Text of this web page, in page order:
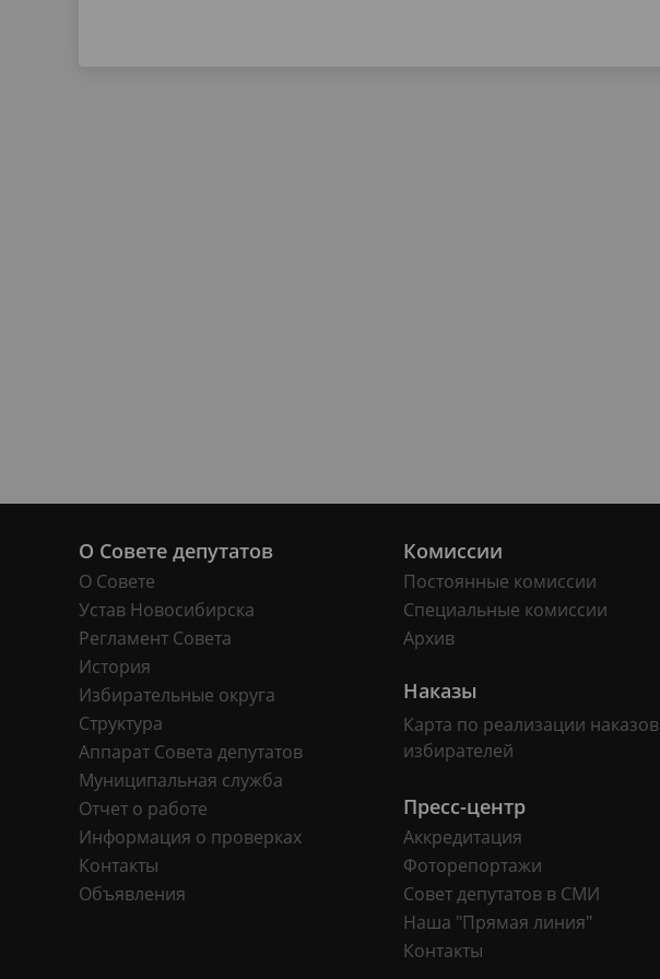
О Совете депутатов
О Совете
Устав Новосибирска
Регламент Совета
История
Избирательные округа
Структура
Аппарат Совета депутатов
Муниципальная служба
Отчет о работе
Информация о проверках
Контакты
Объявления
Комиссии
Постоянные комиссии
Специальные комиссии
Архив
Наказы
Карта по реализации наказов
избирателей
Пресс-центр
Аккредитация
Фоторепортажи
Совет депутатов в СМИ
Наша "Прямая линия"
Контакты